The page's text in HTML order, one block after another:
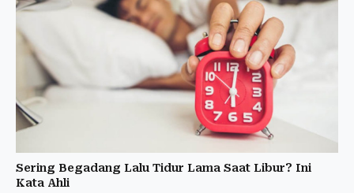
Sering Begadang Lalu Tidur Lama Saat Libur? Ini
Kata Ahli